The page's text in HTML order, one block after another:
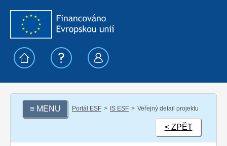
≡ MENU Portál ESF IS ESF Veřejný detail projektu
< ZPĚT